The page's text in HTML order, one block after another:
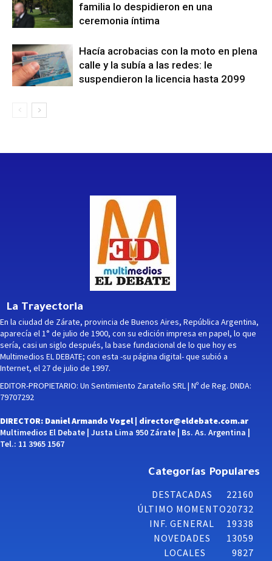
familia lo despidieron en una
ceremonia íntima
Hacía acrobacias con la moto en plena
calle y la subía a las redes: le
suspendieron la licencia hasta 2099
La Trayectoria
En la ciudad de Zárate, provincia de Buenos Aires, República Argentina,
aparecía el 1° de julio de 1900, con su edición impresa en papel, lo que
sería, casi un siglo después, la base fundacional de lo que hoy es
Multimedios EL DEBATE; con esta -su página digital- que subió a
Internet, el 27 de julio de 1997.
EDITOR-PROPIETARIO: Un Sentimiento Zarateño SRL | Nº de Reg. DNDA:
79707292
DIRECTOR: Daniel Armando Vogel | director@eldebate.com.ar
Multimedios El Debate | Justa Lima 950 Zárate | Bs. As. Argentina |
Tel.: 11 3965 1567
Categorías Populares
DESTACADAS
22160
ÚLTIMO MOMENTO20732
INF. GENERAL
19338
NOVEDADES
13059
LOCALES
9827